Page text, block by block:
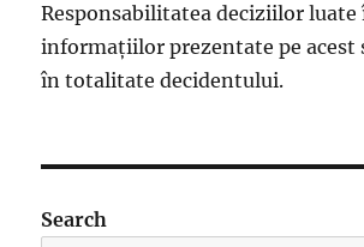
Responsabilitatea deciziilor luate
informațiilor prezentate pe acest
în totalitate decidentului.
Search